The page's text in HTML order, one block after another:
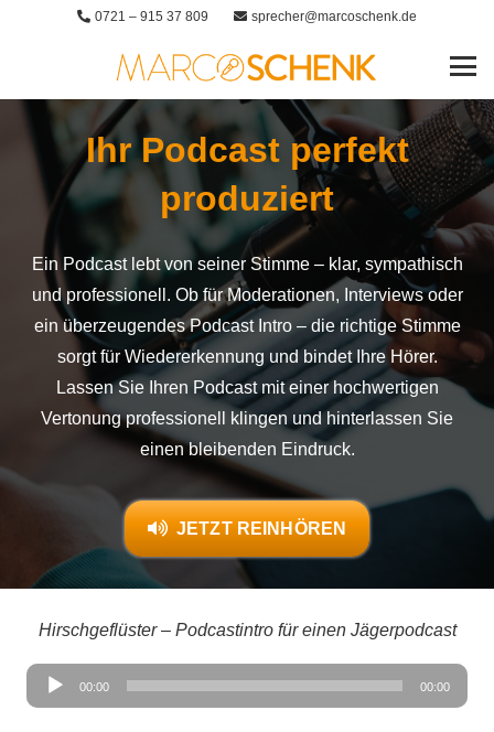
0721 – 915 37 809 sprecher@marcoschenk.de
Ihr Podcast perfekt
produziert
Ein Podcast lebt von seiner Stimme – klar, sympathisch
und professionell. Ob für Moderationen, Interviews oder
ein überzeugendes Podcast Intro – die richtige Stimme
sorgt für Wiedererkennung und bindet Ihre Hörer.
Lassen Sie Ihren Podcast mit einer hochwertigen
Vertonung professionell klingen und hinterlassen Sie
einen bleibenden Eindruck.
JETZT REINHÖREN
Hirschgeflüster – Podcastintro für einen Jägerpodcast
Audio-
Player
00:00 00:00